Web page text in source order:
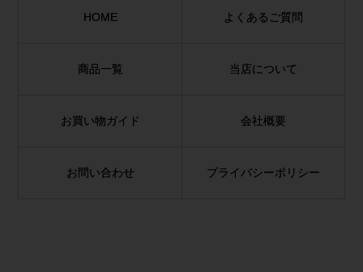
HOME よくあるご質問
商品一覧 当店について
お買い物ガイド 会社概要
お問い合わせ プライバシーポリシー